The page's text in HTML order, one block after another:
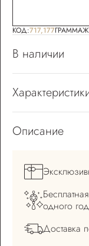
КОД:717,177
В наличии
Описание
одного
Доставка